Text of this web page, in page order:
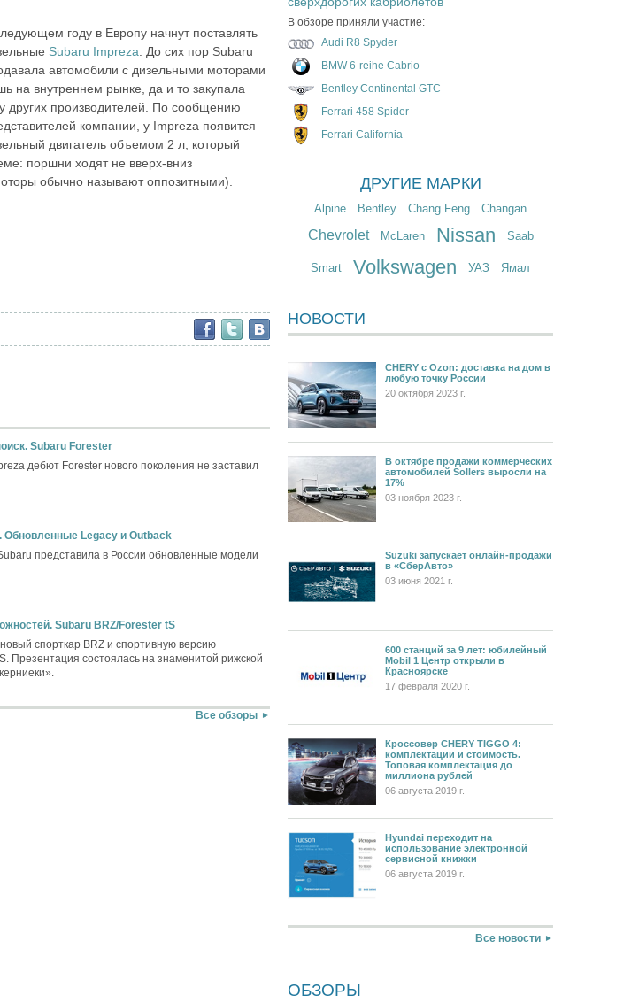
году в Европу начнут поставлять
Subaru Impreza . До сих пор Subaru
автомобили с дизельными моторами
на внутреннем рынке, да и то закупала
других производителей. По сообщению
компании, у Impreza появится
двигатель объемом 2 л, который
поршни ходят не вверх-вниз
обычно называют оппозитными).
Subaru Forester
дебют Forester нового поколения не заставил
Обновленные Legacy и Outback
представила в России обновленные модели
Subaru BRZ/Forester tS
спорткар BRZ и спортивную версию
Презентация состоялась на знаменитой рижской
Все обзоры
В обзоре приняли участие:
Audi R8 Spyder
BMW 6-reihe Cabrio
Bentley Continental GTC
Ferrari 458 Spider
Ferrari California
ДРУГИЕ МАРКИ
Alpine Bentley Chang Feng Changan
Chevrolet McLaren Nissan Saab
Smart Volkswagen УАЗ Ямал
НОВОСТИ
CHERY c Ozon: доставка на дом в
любую точку России
20 октября 2023 г.
В октябре продажи коммерческих
автомобилей Sollers выросли на
17%
03 ноября 2023 г.
Suzuki запускает онлайн-продажи
в «СберАвто»
03 июня 2021 г.
600 станций за 9 лет: юбилейный
Mobil 1 Центр открыли в
Красноярске
17 февраля 2020 г.
Кроссовер CHERY TIGGO 4:
комплектации и стоимость.
Топовая комплектация до
миллиона рублей
06 августа 2019 г.
Hyundai переходит на
использование электронной
сервисной книжки
06 августа 2019 г.
Все новости
ОБЗОРЫ